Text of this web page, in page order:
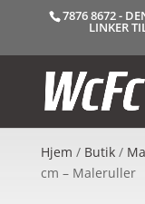
7876 8672 -
LINKER
Hjem / Butik/
cm – Maleruller